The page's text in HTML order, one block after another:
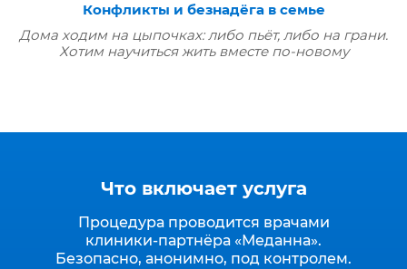
Конфликты и безнадёга в семье
Дома ходим на цыпочках: либо пьёт, либо на грани.
Хотим научиться жить вместе по‑новому
Что включает услуга
Процедура проводится врачами
клиники‑партнёра «Меданна».
Безопасно, анонимно, под контролем.